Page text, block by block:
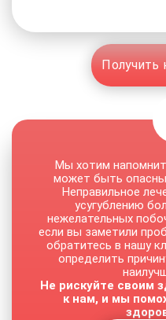
Получить
Мы хотим
может быть
Неправильное
усугублению
нежелательных
если вы заметили
обратитесь в нашу
определить
Не рискуйте своим
к нам, и мы